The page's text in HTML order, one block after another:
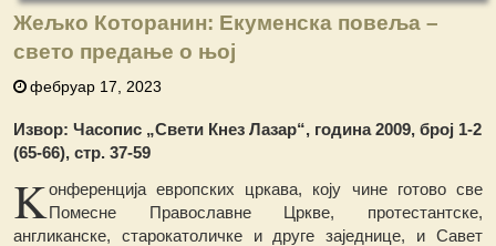
Жељко Которанин: Екуменска повеља –
свето предање о њој
фебруар 17, 2023
Извор: Часопис „Свети Кнез Лазар“, година 2009, број 1-2
(65-66), стр. 37-59
Kонференција европских цркава, коју чине готово све
Помесне Православне Цркве, протестантске,
англиканске, старокатоличке и друге заједнице, и Савет